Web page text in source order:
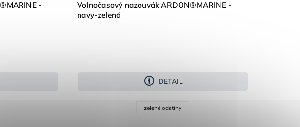
-
Volnočasový nazouvák ARDON®MARINE -
navy-zelená
DETAIL
zelené odstíny